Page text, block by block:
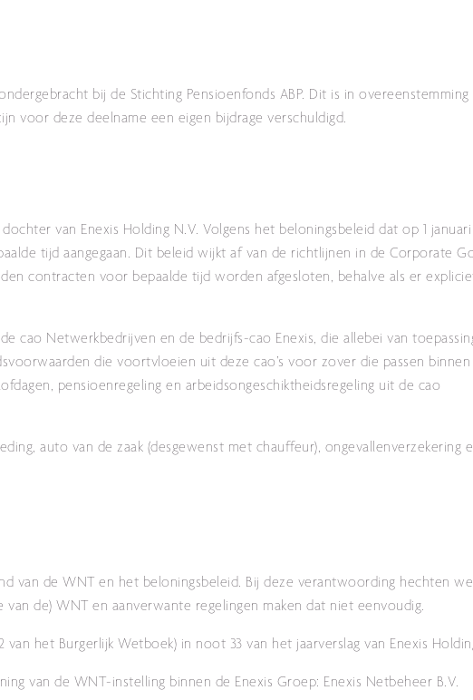
bij de Stichting Pensioenfonds ABP. Dit is in
voor deze deelname een eigen bijdrage verschuldigd.
van Enexis Holding N.V. Volgens het beloningsbeleid dat op 1 januari
tijd aangegaan. Dit beleid wijkt af van de richtlijnen in de Corporate
contracten voor bepaalde tijd worden afgesloten, behalve als er
cao Netwerkbedrijven en de bedrijfs-cao Enexis, die allebei van
die voortvloeien uit deze cao’s voor zover die passen
pensioenregeling en arbeidsongeschiktheidsregeling uit de cao
auto van de zaak (desgewenst met chauffeur), ongevallenverzekering
van de WNT en het beloningsbeleid. Bij deze verantwoording hechten
de) WNT en aanverwante regelingen maken dat niet eenvoudig.
het Burgerlijk Wetboek) in noot 33 van het jaarverslag van Enexis
van de WNT-instelling binnen de Enexis Groep: Enexis Netbeheer B.V.